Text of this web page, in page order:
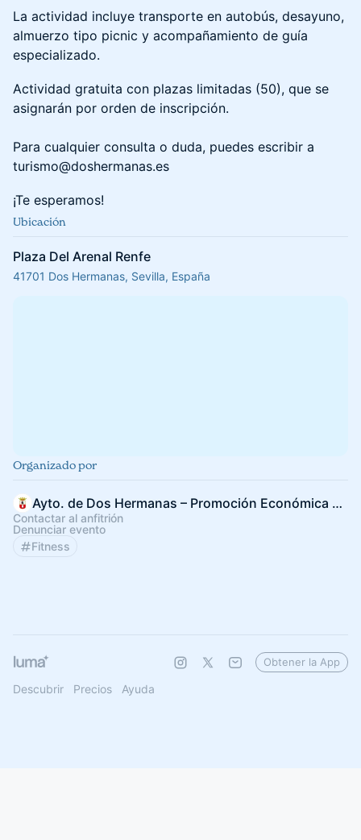
La actividad incluye transporte en autobús, desayuno,
almuerzo tipo picnic y acompañamiento de guía
especializado.
Actividad gratuita con plazas limitadas (50), que se
asignarán por orden de inscripción.
Para cualquier consulta o duda, puedes escribir a
turismo@doshermanas.es
¡Te esperamos!
Ubicación
Plaza Del Arenal Renfe
41701 Dos Hermanas, Sevilla, España
Organizado por
Ayto. de Dos Hermanas – Promoción Económica e Innovación
Contactar al anfitrión
Denunciar evento
Fitness
Descubrir Precios Ayuda
Obtener la App